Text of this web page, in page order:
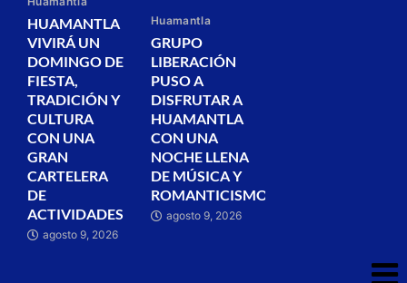
HUAMANTLA
VIVIRÁ UN
DOMINGO DE
FIESTA,
TRADICIÓN Y
CULTURA
CON UNA
GRAN
CARTELERA
DE
ACTIVIDADES
agosto 9, 2026
Huamantla
GRUPO
LIBERACIÓN
PUSO A
DISFRUTAR A
HUAMANTLA
CON UNA
NOCHE LLENA
DE MÚSICA Y
ROMANTICISMO
agosto 9, 2026